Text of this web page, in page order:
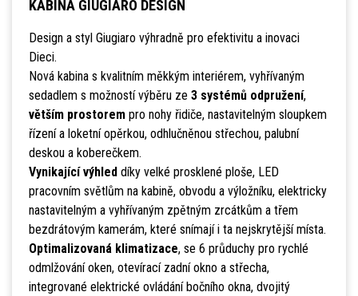
KABINA GIUGIARO DESIGN
Design a styl Giugiaro výhradně pro efektivitu a inovaci
Dieci.
Nová kabina s kvalitním měkkým interiérem, vyhřívaným
sedadlem s možností výběru ze 3 systémů odpružení,
větším prostorempro nohy řidiče, nastavitelným sloupkem
řízení a loketní opěrkou, odhlučněnou střechou, palubní
deskou a koberečkem.
Vynikající výhled díky velké prosklené ploše, LED
pracovním světlům na kabině, obvodu a výložníku, elektricky
nastavitelným a vyhřívaným zpětným zrcátkům a třem
bezdrátovým kamerám, které snímají i ta nejskrytější místa.
Optimalizovaná klimatizace, se 6 průduchy pro rychlé
odmlžování oken, otevírací zadní okno a střecha,
integrované elektrické ovládání bočního okna, dvojitý